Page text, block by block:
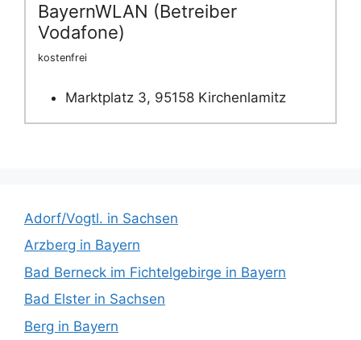
BayernWLAN (Betreiber
Vodafone)
kostenfrei
Marktplatz 3, 95158 Kirchenlamitz
Adorf/Vogtl. in Sachsen
Arzberg in Bayern
Bad Berneck im Fichtelgebirge in Bayern
Bad Elster in Sachsen
Berg in Bayern